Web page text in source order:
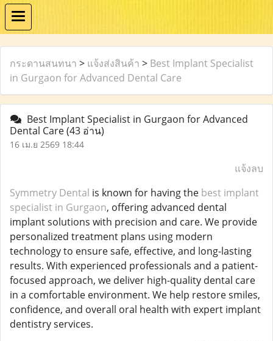
กระดานสนทนา > แจ้งส่งสินค้า > Best Implant Specialist
in Gurgaon for Advanced Dental Care
Best Implant Specialist in Gurgaon for Advanced
Dental Care(43 อ่าน)
16 เม.ย 2569 18:44
แจ้งลบ
Symmetry Dental is known for having the best implant
specialist in Gurgaon, offering advanced dental
implant solutions with precision and care. We provide
personalized treatment plans using modern
technology to ensure safe, effective, and long-lasting
results. With experienced professionals and a patient-
focused approach, we deliver high-quality dental care
in a comfortable environment. We help restore smiles,
confidence, and overall oral health with expert implant
dentistry services.